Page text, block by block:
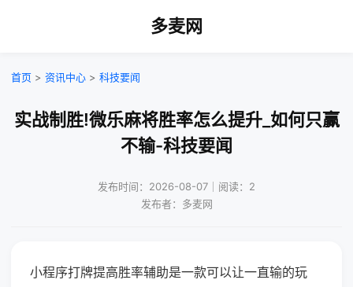
多麦网
首页 > 资讯中心 > 科技要闻
实战制胜!微乐麻将胜率怎么提升_如何只赢
不输-科技要闻
发布时间：2026-08-07｜阅读：2
发布者：多麦网
小程序打牌提高胜率辅助是一款可以让一直输的玩